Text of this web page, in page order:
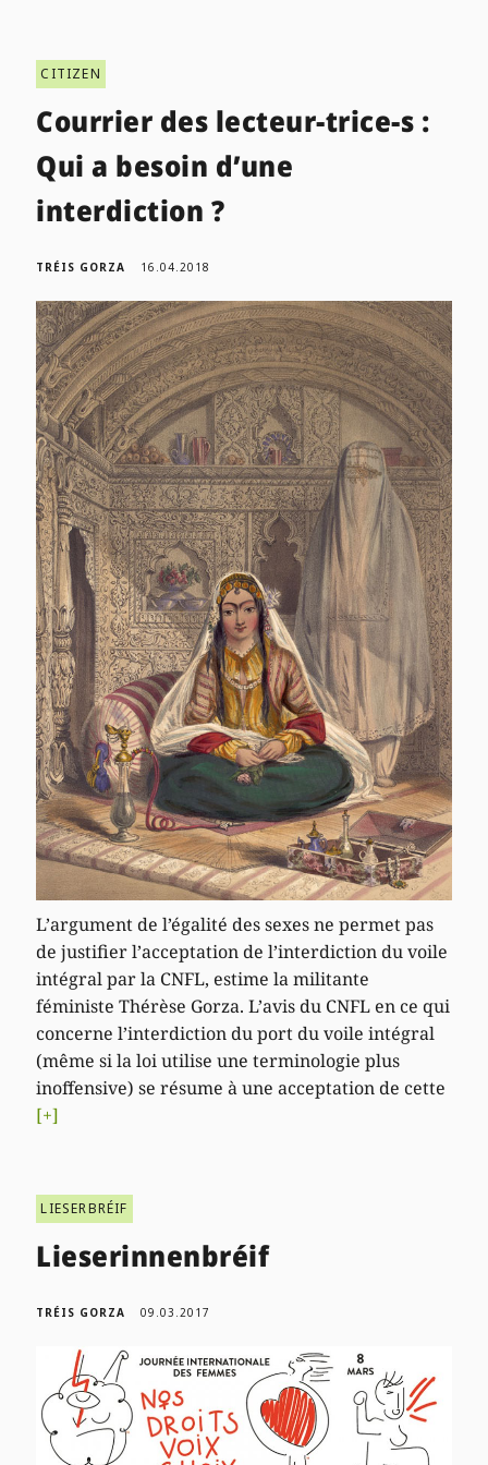
CITIZEN
Courrier des lecteur-trice-s :
Qui a besoin d’une
interdiction ?
TRÉIS GORZA 16.04.2018
L’argument de l’égalité des sexes ne permet pas
de justifier l’acceptation de l’interdiction du voile
intégral par la CNFL, estime la militante
féministe Thérèse Gorza. L’avis du CNFL en ce qui
concerne l’interdiction du port du voile intégral
(même si la loi utilise une terminologie plus
inoffensive) se résume à une acceptation de cette
[+]
LIESERBRÉIF
Lieserinnenbréif
TRÉIS GORZA 09.03.2017